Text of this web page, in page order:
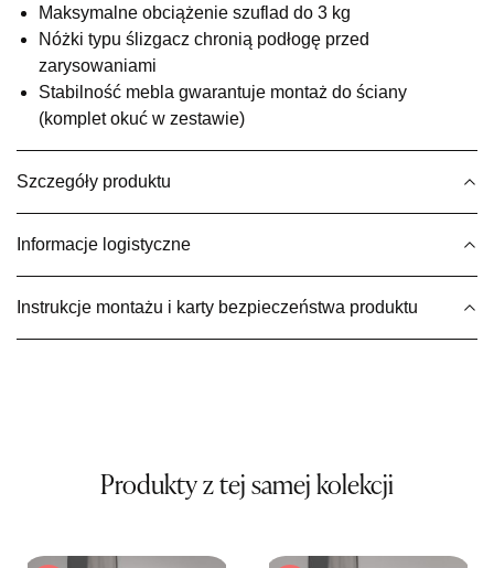
76-100 SŁAWNO
Nr tel. 502668736
Adres e-mail:pph.catrin@wp.pl
Godziny otwarcia
Pn-Pt: 09:00-17:00, Sb: 09:00-13:00
Najniższa cena sprzedawcy z ostatnich 30 dni
Wybierz
Salon meblowy
356,15 zł
Maksymalne obciążenie szuflad do 3 kg
Nóżki typu ślizgacz chronią podłogę przed
zarysowaniami
Stabilność mebla gwarantuje montaż do ściany
(komplet okuć w zestawie)
Szczegóły produktu
Informacje logistyczne
Instrukcje montażu i karty bezpieczeństwa produktu
Produkty z tej samej kolekcji